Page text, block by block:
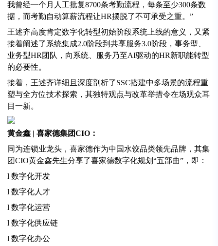
我曾经一个月人工批复8700条考勤流程，每条至少300条数
据，而考勤自动算薪流程让HR摆脱了不可承受之重。”
王述齐高度肯定数字化转型初始阶段系统上线的意义，又紧
接着阐述了系统集成2.0阶段到共享服务3.0阶段，事务型、
业务型HR团队，向系统、服务乃至AI驱动的HR新职能转型
的必要性。
接着，王述齐详细且深度剖析了SSC搭建中多场景的流程重
塑与全方位技术探索，其独特观点与改革举措令在场观众耳
目一新。
黄金鑫 | 喜家德集团CIO：
同为连锁业龙头，喜家德作为中国水饺品类领先品牌，其集
团CIO黄金鑫先生分享了喜家德数字化规划“五部曲”，即：
l 数字化开发
l 数字化人才
l 数字化运营
l 数字化供应链
l 数字化办公